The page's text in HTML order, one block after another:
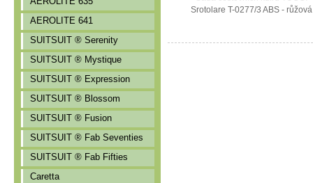
AEROLITE 641
SUITSUIT ® Serenity
SUITSUIT ® Mystique
SUITSUIT ® Expression
SUITSUIT ® Blossom
SUITSUIT ® Fusion
SUITSUIT ® Fab Seventies
SUITSUIT ® Fab Fifties
Caretta
Srotolare T-0277/3 ABS - růžová